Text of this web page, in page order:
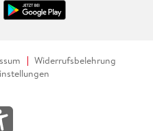
Widerrufsbelehrung